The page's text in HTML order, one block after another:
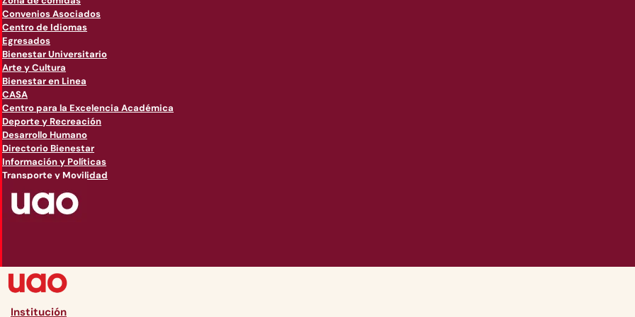
Convenios Asociados
Centro de Idiomas
Egresados
Bienestar Universitario
Arte y Cultura
Bienestar en Linea
CASA
Centro para la Excelencia Académica
Deporte y Recreación
Desarrollo Humano
Directorio Bienestar
Información y Políticas
Transporte y Movilidad
Institución